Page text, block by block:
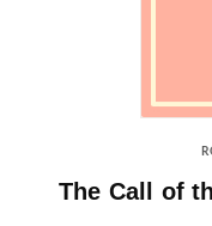
The Call of